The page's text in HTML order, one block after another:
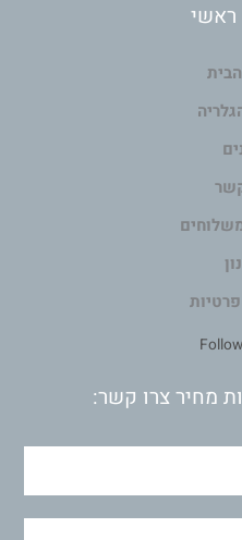
מחיר צרו קשר: